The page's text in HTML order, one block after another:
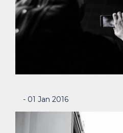
- 01 Jan 2016